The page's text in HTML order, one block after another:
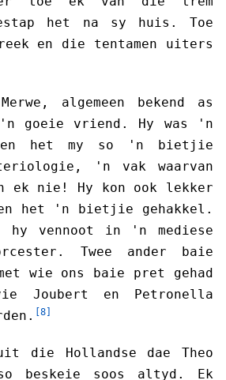
het na sy huis. Toe
en die tentamen uiters
algemeen bekend as
goeie vriend. Hy was 'n
en het my so 'n bietjie
'n vak waarvan
ek nie! Hy kon ook lekker
het 'n bietjie gehakkel.
hy vennoot in 'n mediese
Twee ander baie
wie ons baie pret gehad
Joubert en Petronella
[8]
die Hollandse dae Theo
beskeie soos altyd. Ek